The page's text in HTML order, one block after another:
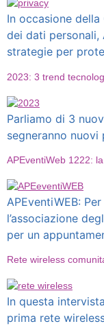
In occasione
dei dati personali,
strategie per
2023: 3 trend
Parliamo di 3
segneranno
APEventiWeb 1222:
APEventiWEB:
l’associazione
per un
Rete wireless
In questa
prima rete